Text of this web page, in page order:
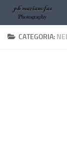
Salta al
CATEGORIA: